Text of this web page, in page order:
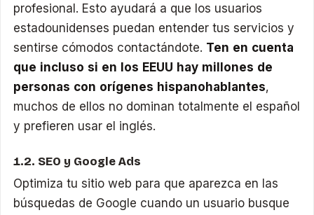
profesional. Esto ayudará a que los usuarios
estadounidenses puedan entender tus servicios y
sentirse cómodos contactándote. Ten en cuenta
que incluso si en los EEUU hay millones de
personas con orígenes hispanohablantes,
muchos de ellos no dominan totalmente el español
y prefieren usar el inglés.
1.2. SEO y Google Ads
Optimiza tu sitio web para que aparezca en las
búsquedas de Google cuando un usuario busque